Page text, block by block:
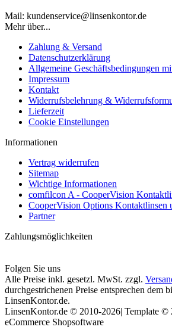
Mail: kundenservice@linsenkontor.de
Mehr über...
Zahlung & Versand
Datenschutzerklärung
Allgemeine Geschäftsbedingungen
Impressum
Kontakt
Widerrufsbelehrung &
Lieferzeit
Cookie Einstellungen
Informationen
Vertrag widerrufen
Sitemap
Wichtige Informationen
comfilcon A - CooperVision
CooperVision Options Kontaktlinsen
Partner
Zahlungsmöglichkeiten
Folgen Sie uns
Alle Preise inkl. gesetzl. MwSt. zzgl.
durchgestrichenen Preise entsprechen dem
LinsenKontor.de.
LinsenKontor.de © 2010-2026| Template ©
eCommerce Shopsoftware